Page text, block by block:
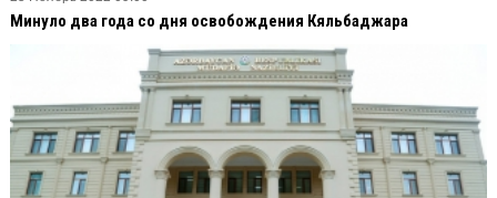
Минуло два года со дня освобождения Кяльбаджара